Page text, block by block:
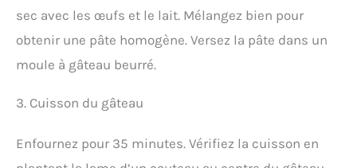
sec avec les œufs et le lait. Mélangez bien pour
obtenir une pâte homogène. Versez la pâte dans un
moule à gâteau beurré.
3. Cuisson du gâteau
Enfournez pour 35 minutes. Vérifiez la cuisson en